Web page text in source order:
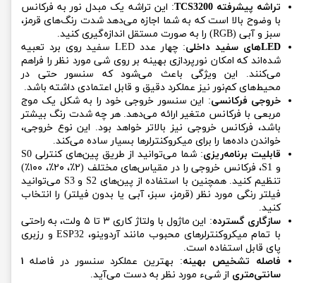
تراشه پیشرفته TCS3200
: این تراشه یک مبدل نور به فرکانس
با وضوح بالا است که به شما اجازه می‌دهد شدت رنگ‌های قرمز،
سبز و آبی (RGB) را به صورت مستقل اندازه‌گیری کنید.
LED‌های سفید داخلی
: چهار عدد LED سفید روی برد تعبیه
شده‌اند که امکان نورپردازی بهینه بر روی شی مورد نظر را فراهم
می‌کنند. این ویژگی باعث می‌شود که سنسور حتی در
محیط‌های کم‌نور نیز عملکرد دقیق و قابل اعتمادی داشته باشد.
خروجی فرکانسی: این سنسور خروجی خود را به شکل یک موج
مربعی با فرکانس متغیر ارائه می‌دهد. هر چه شدت رنگ بیشتر
باشد، فرکانس خروجی نیز بالاتر خواهد بود. این نوع خروجی،
خواندن داده‌ها را برای میکروکنترلرها بسیار ساده می‌کند.
قابلیت برنامه‌ریزی
: شما می‌توانید از طریق پین‌های کنترلی S0
و S1، فرکانس خروجی را در مقیاس‌های مختلف (۲٪، ۲۰٪، ۱۰۰٪)
تنظیم کنید. همچنین با استفاده از پین‌های S2 و S3 می‌توانید
فیلتر رنگی مورد نظر (قرمز، سبز، آبی یا بدون فیلتر) را انتخاب
کنید.
سازگاری گسترده
: این ماژول با ولتاژ کاری ۳ تا ۵ ولت، به راحتی
با تمام میکروکنترلرهای محبوب مانند آردوینو، ESP32 و رزبری
پای قابل استفاده است.
فاصله تشخیص بهینه: بهترین عملکرد سنسور در فاصله ۱
سانتی‌متری از شیء مورد نظر به دست می‌آید.